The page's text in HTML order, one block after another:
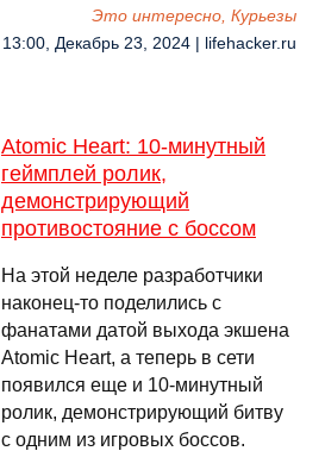
Это интересно, Курьезы
13:00, Декабрь 23, 2024 | lifehacker.ru
Atomic Heart: 10-минутный
геймплей ролик,
демонстрирующий
противостояние с боссом
На этой неделе разработчики
наконец-то поделились с
фанатами датой выхода экшена
Atomic Heart, а теперь в сети
появился еще и 10-минутный
ролик, демонстрирующий битву
с одним из игровых боссов.